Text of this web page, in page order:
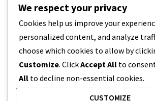
ekstrakcji oraz stężenie i…
5 MINUTY CZYTANIA 2023-12-20
We respect your privacy
Cookies help us improve your
personalized content, and analyze
choose which cookies to allow by
Customize. ClickAccept All to
All to decline non-essential cookies.
CUSTOMIZE